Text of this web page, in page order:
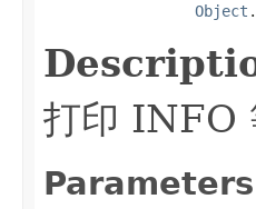
Object
打印 INFO